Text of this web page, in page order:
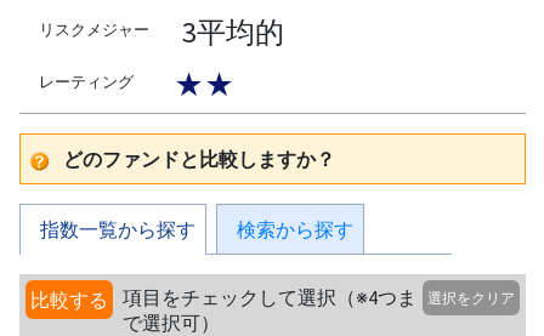
リスクメジャー 3平均的
レーティング ★★
どのファンドと比較しますか？
指数一覧から探す 検索から探す
比較する
項目をチェックして選択（※4つま
で選択可）
選択をクリア